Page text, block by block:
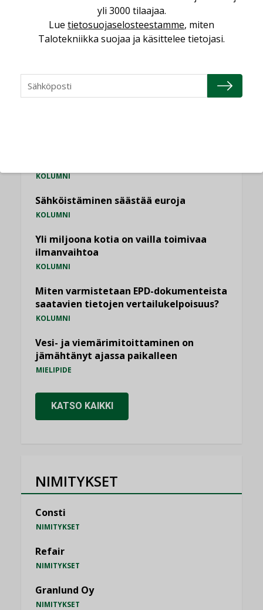
LEHDEN ARTIKKELIT ,TILAAJILLE
KATSO KAIKKI
KOLUMNI
Sähköistäminen säästää euroja
KOLUMNI
Yli miljoona kotia on vailla toimivaa
ilmanvaihtoa
KOLUMNI
Miten varmistetaan EPD-dokumenteista
saatavien tietojen vertailukelpoisuus?
KOLUMNI
Vesi- ja viemärimitoittaminen on
jämähtänyt ajassa paikalleen
MIELIPIDE
KATSO KAIKKI
NIMITYKSET
Consti
NIMITYKSET
Refair
NIMITYKSET
Granlund Oy
NIMITYKSET
yli 3000 tilaajaa.
Lue tietosuojaselosteestamme, miten
Talotekniikka suojaa ja käsittelee tietojasi.